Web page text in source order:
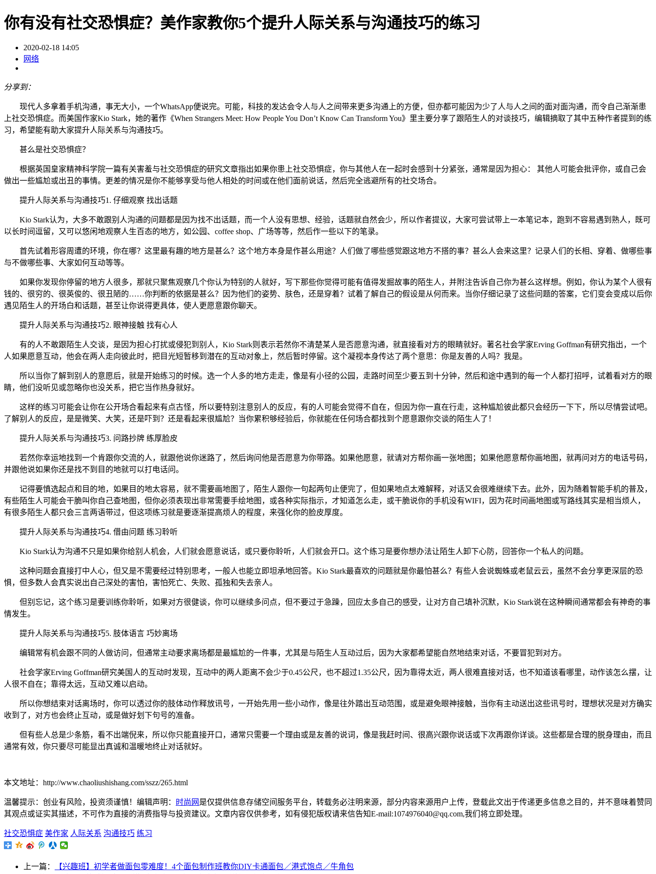
你有没有社交恐惧症？美作家教你5个提升人际关系与沟通技巧的练习
2020-02-18 14:05
网络
分享到：
现代人多拿着手机沟通，事无大小，一个WhatsApp便说完。可能，科技的发达会令人与人之间带来更多沟通上的方便，但亦都可能因为少了人与人之间的面对面沟通，而令自己渐渐患
上社交恐惧症。而美国作家Kio Stark，她的著作《When Strangers Meet: How People You Don’t Know Can Transform You》里主要分享了跟陌生人的对谈技巧，编辑摘取了其中五种作者提到的练
习，希望能有助大家提升人际关系与沟通技巧。
甚么是社交恐惧症？
根据英国皇家精神科学院一篇有关害羞与社交恐惧症的研究文章指出如果你患上社交恐惧症，你与其他人在一起时会感到十分紧张，通常是因为担心： 其他人可能会批评你，或自己会
做出一些尴尬或出丑的事情。更差的情况是你不能够享受与他人相处的时间或在他们面前说话，然后完全逃避所有的社交场合。
提升人际关系与沟通技巧1. 仔细观察 找出话题
Kio Stark认为，大多不敢跟别人沟通的问题都是因为找不出话题，而一个人没有思想、经验，话题就自然会少，所以作者提议，大家可尝试带上一本笔记本，跑到不容易遇到熟人，既可
以长时间逗留，又可以悠闲地观察人生百态的地方，如公园、coffee shop、广场等等，然后作一些以下的笔录。
首先试着形容周遭的环境，你在哪？这里最有趣的地方是甚么？这个地方本身是作甚么用途？人们做了哪些感觉跟这地方不搭的事？甚么人会来这里？记录人们的长相、穿着、做哪些事
与不做哪些事、大家如何互动等等。
如果你发现你停留的地方人很多，那就只聚焦观察几个你认为特别的人就好，写下那些你觉得可能有值得发掘故事的陌生人，并附注告诉自己你为甚么这样想。例如，你认为某个人很有
钱的、很穷的、很英俊的、很丑陋的……你判断的依据是甚么？因为他们的姿势、肤色，还是穿着？试着了解自己的假设是从何而来。当你仔细记录了这些问题的答案，它们变会变成以后你
遇见陌生人的开场白和话题，甚至让你说得更具体，使人更愿意跟你聊天。
提升人际关系与沟通技巧2. 眼神接触 找有心人
有的人不敢跟陌生人交谈，是因为担心打扰或侵犯到别人，Kio Stark则表示若然你不清楚某人是否愿意沟通，就直接看对方的眼睛就好。著名社会学家Erving Goffman有研究指出，一个
人如果愿意互动，他会在两人走向彼此时，把目光短暂移到潜在的互动对象上，然后暂时停留。这个凝视本身传达了两个意思：你是友善的人吗？我是。
所以当你了解到别人的意愿后，就是开始练习的时候。选一个人多的地方走走，像是有小径的公园，走路时间至少要五到十分钟，然后和途中遇到的每一个人都打招呼，试着看对方的眼
睛，他们没听见或忽略你也没关系，把它当作热身就好。
这样的练习可能会让你在公开场合看起来有点古怪，所以要特别注意别人的反应，有的人可能会觉得不自在，但因为你一直在行走，这种尴尬彼此都只会经历一下下，所以尽情尝试吧。
了解别人的反应，是是微笑、大笑，还是吓到？还是看起来很尴尬？当你累积够经验后，你就能在任何场合都找到个愿意跟你交谈的陌生人了！
提升人际关系与沟通技巧3. 问路抄牌 练厚脸皮
若然你幸运地找到一个肯跟你交流的人，就跟他说你迷路了，然后询问他是否愿意为你带路。如果他愿意，就请对方帮你画一张地图；如果他愿意帮你画地图，就再问对方的电话号码，
并跟他说如果你还是找不到目的地就可以打电话问。
记得要慎选起点和目的地，如果目的地太容易，就不需要画地图了，陌生人跟你一句起两句止便完了，但如果地点太难解释，对话又会很难继续下去。此外，因为随着智能手机的普及，
有些陌生人可能会干脆叫你自己查地图，但你必须表现出非常需要手绘地图，或各种实际指示，才知道怎么走，或干脆说你的手机没有WIFI，因为花时间画地图或写路线其实是相当烦人，
有很多陌生人都只会三言两语带过，但这项练习就是要逐渐提高烦人的程度，来强化你的脸皮厚度。
提升人际关系与沟通技巧4. 借由问题 练习聆听
Kio Stark认为沟通不只是如果你给别人机会，人们就会愿意说话，或只要你聆听，人们就会开口。这个练习是要你想办法让陌生人卸下心防，回答你一个私人的问题。
这种问题会直接打中人心，但又是不需要经过特别思考，一般人也能立即坦承地回答。Kio Stark最喜欢的问题就是你最怕甚么？有些人会说蜘蛛或老鼠云云，虽然不会分享更深层的恐
惧，但多数人会真实说出自己深处的害怕，害怕死亡、失败、孤独和失去亲人。
但别忘记，这个练习是要训练你聆听，如果对方很健谈，你可以继续多问点，但不要过于急躁，回应太多自己的感受，让对方自己填补沉默，Kio Stark说在这种瞬间通常都会有神奇的事
情发生。
提升人际关系与沟通技巧5. 肢体语言 巧妙离场
编辑常有机会跟不同的人做访问，但通常主动要求离场都是最尴尬的一件事，尤其是与陌生人互动过后，因为大家都希望能自然地结束对话，不要冒犯到对方。
社会学家Erving Goffman研究美国人的互动时发现，互动中的两人距离不会少于0.45公尺，也不超过1.35公尺，因为靠得太近，两人很难直接对话，也不知道该看哪里，动作该怎么摆，让
人很不自在；靠得太远，互动又难以启动。
所以你想结束对话离场时，你可以透过你的肢体动作释放讯号，一开始先用一些小动作，像是往外踏出互动范围，或是避免眼神接触，当你有主动送出这些讯号时，理想状况是对方确实
收到了，对方也会终止互动，或是做好划下句号的准备。
但有些人总是少条筋，看不出端倪来，所以你只能直接开口，通常只需要一个理由或是友善的说词，像是我赶时间、很高兴跟你说话或下次再跟你详谈。这些都是合理的脱身理由，而且
通常有效，你只要尽可能显出真诚和温暖地终止对话就好。
本文地址：http://www.chaoliushishang.com/sszz/265.html
温馨提示：创业有风险，投资须谨慎！编辑声明： 时尚网 是仅提供信息存储空间服务平台，转载务必注明来源，部分内容来源用户上传，登载此文出于传递更多信息之目的，并不意味着赞同
其观点或证实其描述，不可作为直接的消费指导与投资建议。文章内容仅供参考，如有侵犯版权请来信告知E-mail:1074976040@qq.com,我们将立即处理。
社交恐惧症 美作家 人际关系 沟通技巧 练习
上一篇：
【兴趣班】初学者做面包零难度！4个面包制作班教你DIY卡通面包／港式饱点／牛角包